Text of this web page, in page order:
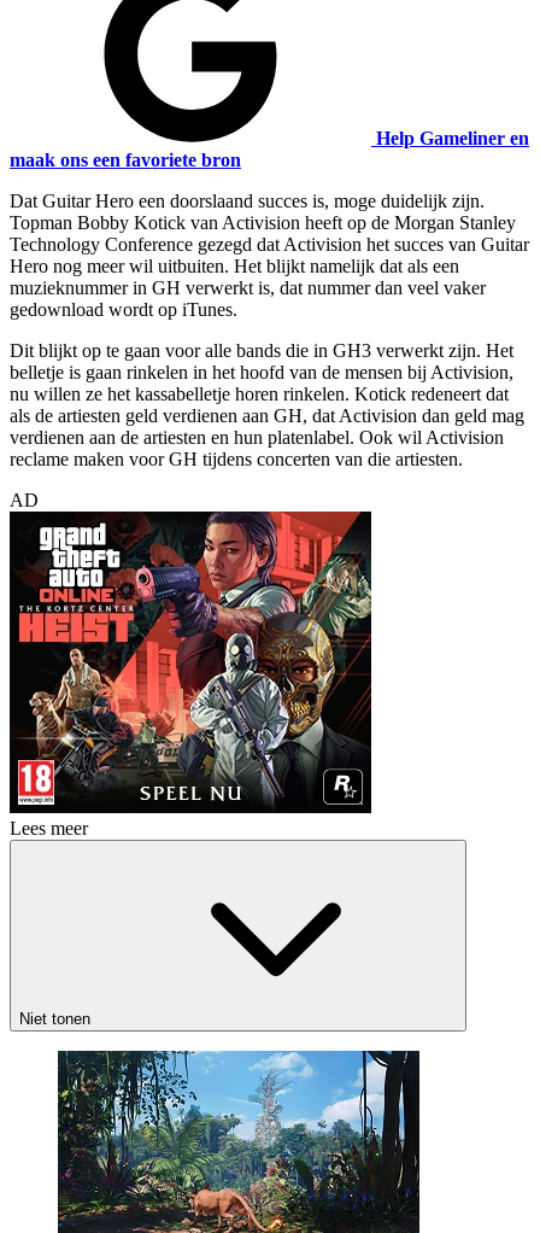
Help Gameliner en
maak ons een favoriete bron
Dat Guitar Hero een doorslaand succes is, moge duidelijk zijn.
Topman Bobby Kotick van Activision heeft op de Morgan Stanley
Technology Conference gezegd dat Activision het succes van Guitar
Hero nog meer wil uitbuiten. Het blijkt namelijk dat als een
muzieknummer in GH verwerkt is, dat nummer dan veel vaker
gedownload wordt op iTunes.
Dit blijkt op te gaan voor alle bands die in GH3 verwerkt zijn. Het
belletje is gaan rinkelen in het hoofd van de mensen bij Activision,
nu willen ze het kassabelletje horen rinkelen. Kotick redeneert dat
als de artiesten geld verdienen aan GH, dat Activision dan geld mag
verdienen aan de artiesten en hun platenlabel. Ook wil Activision
reclame maken voor GH tijdens concerten van die artiesten.
AD
Lees meer
Niet tonen